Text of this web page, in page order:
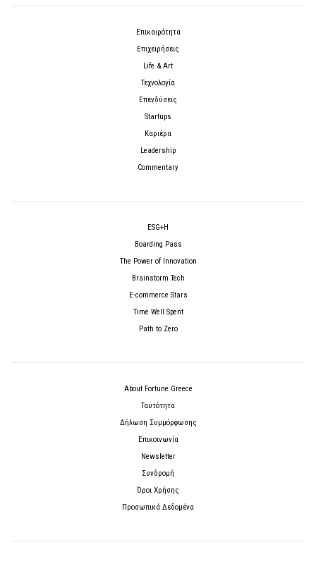
Επικαιρότητα
Επιχειρήσεις
Life & Art
Τεχνολογία
Επενδύσεις
Startups
Καριέρα
Leadership
Commentary
ESG+H
Boarding Pass
The Power of Innovation
Brainstorm Tech
E-commerce Stars
Time Well Spent
Path to Zero
About Fortune Greece
Ταυτότητα
Δήλωση Συμμόρφωσης
Επικοινωνία
Newsletter
Συνδρομή
Όροι Χρήσης
Προσωπικά Δεδομένα